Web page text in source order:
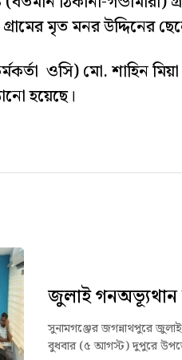
মৃত মনর উদ্দিনের
ওসি) মো. শাহিন
হয়েছে।
জুলাই
সুনামগঞ্জের জগন্নাথপুরে
বুধবার (৫ আগস্ট) দুপুরে